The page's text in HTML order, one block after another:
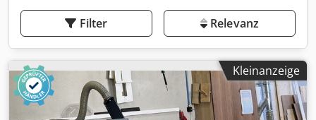
Filter Relevanz
Kleinanzeige